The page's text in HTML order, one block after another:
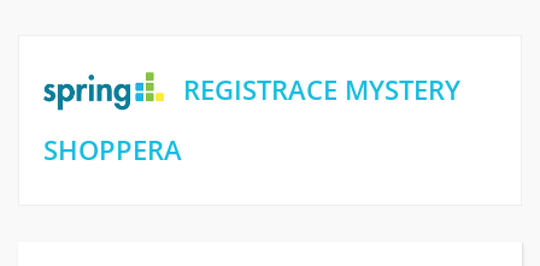
REGISTRACE MYSTERY
SHOPPERA